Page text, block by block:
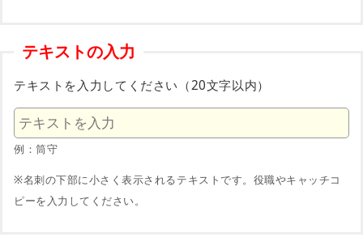
テキストの入力
テキストを入力してください（20文字以内）
例：筒守
※名刺の下部に小さく表示されるテキストです。役職やキャッチコ
ピーを入力してください。